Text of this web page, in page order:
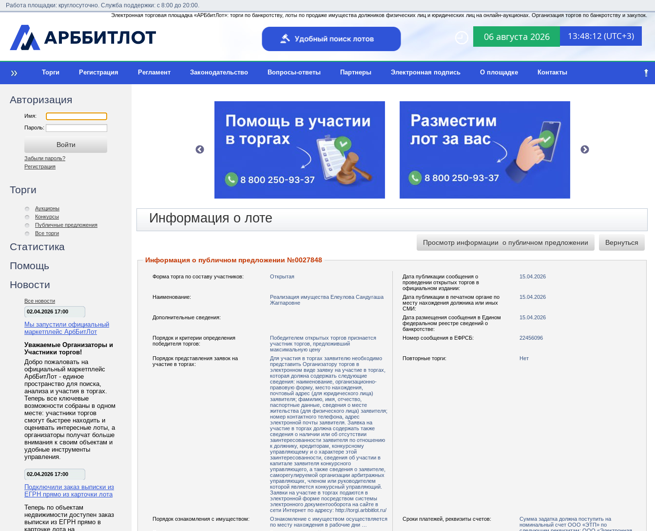
06 августа 2026 13:48:12 (UTC+3)
Работа площадки: круглосуточно. Служба поддержки: с 8:00 до 20:00.
Электронная торговая площадка «АРБбитЛот»: торги по банкротству, лоты по продаже имущества должников физических лиц и юридических лиц на онлайн-аукционах. Организация торгов по банкротству и закупок.
Торги Регистрация Регламент Законодательство Вопросы-ответы Партнеры Электронная подпись О площадке Контакты
Авторизация
Имя:
Пароль:
Забыли пароль?
Регистрация
Торги
Аукционы
Конкурсы
Публичные предложения
Все торги
Статистика
Помощь
Новости
Все новости
02.04.2026 17:00
Мы запустили официальный
маркетплейс АрбБитЛот
Уважаемые Организаторы и
Участники торгов!
Добро пожаловать на
официальный маркетплейс
АрбБитЛот - единое
пространство для поиска,
анализа и участия в торгах.
Теперь все ключевые
возможности собраны в одном
месте: участники торгов
смогут быстрее находить и
оценивать интересные лоты, а
организаторы получат больше
внимания к своим объектам и
удобные инструменты
управления.
02.04.2026 17:00
Подключили заказ выписки из
ЕГРН прямо из карточки лота
Теперь по объектам
недвижимости доступен заказ
выписки из ЕГРН прямо в
карточке лота на
Информация о лоте
Информация о публичном предложении №0027848
Форма торга по составу участников: Открытая
Дата публикации сообщения о
проведении открытых торгов в
официальном издании:
15.04.2026
Наименование:
Реализация имущества Елеулова Сандугаша
Жагпаровне
Дата публикации в печатном органе по
месту нахождения должника или иных
СМИ:
15.04.2026
Дополнительные сведения:
Дата размещения сообщения в Едином
федеральном реестре сведений о
банкротстве:
15.04.2026
Порядок и критерии определения
победителя торгов:
Победителем открытых торгов признается
участник торгов, предложивший
максимальную цену
Номер сообщения в ЕФРСБ: 22456096
Порядок представления заявок на
участие в торгах:
Для участия в торгах заявителю необходимо
представить Организатору торгов в
электронном виде заявку на участие в торгах,
которая должна содержать следующие
сведения: наименование, организационно-
правовую форму, место нахождения,
почтовый адрес (для юридического лица)
заявителя; фамилию, имя, отчество,
паспортные данные, сведения о месте
жительства (для физического лица) заявителя;
номер контактного телефона, адрес
электронной почты заявителя. Заявка на
участие в торгах должна содержать также
сведения о наличии или об отсутствии
заинтересованности заявителя по отношению
к должнику, кредиторам, конкурсному
управляющему и о характере этой
заинтересованности, сведения об участии в
капитале заявителя конкурсного
управляющего, а также сведения о заявителе,
саморегулируемой организации арбитражных
управляющих, членом или руководителем
которой является конкурсный управляющий.
Заявки на участие в торгах подаются в
электронной форме посредством системы
электронного документооборота на сайте в
сети Интернет по адресу: http://torgi.arbbitlot.ru/
Повторные торги: Нет
Порядок ознакомления с имуществом:
Ознакомление с имуществом осуществляется
по месту нахождения в рабочие дни …
Сроки платежей, реквизиты счетов:
Сумма задатка должна поступить на
номинальный счет ООО «ЭТП» по